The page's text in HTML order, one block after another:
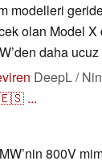
modelleri
olan Model X
daha
DeepL /
...
800V